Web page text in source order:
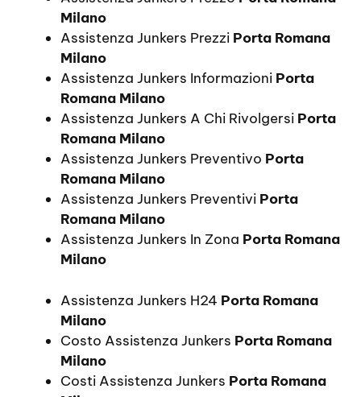
Milano
Assistenza Junkers Prezzi Porta Romana
Milano
Assistenza Junkers Informazioni Porta
Romana Milano
Assistenza Junkers A Chi Rivolgersi Porta
Romana Milano
Assistenza Junkers Preventivo Porta
Romana Milano
Assistenza Junkers Preventivi Porta
Romana Milano
Assistenza Junkers In Zona Porta Romana
Milano
Assistenza Junkers H24 Porta Romana
Milano
Costo Assistenza Junkers Porta Romana
Milano
Costi Assistenza Junkers Porta Romana